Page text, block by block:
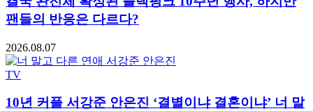
팬들의 반응은 다르다?
2026.08.07
TV
10년 커플 서강준 안은진 ‘결별이냐 결혼이냐’ 너 말